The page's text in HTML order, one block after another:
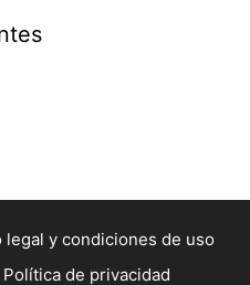
legal y condiciones de uso
Política de privacidad